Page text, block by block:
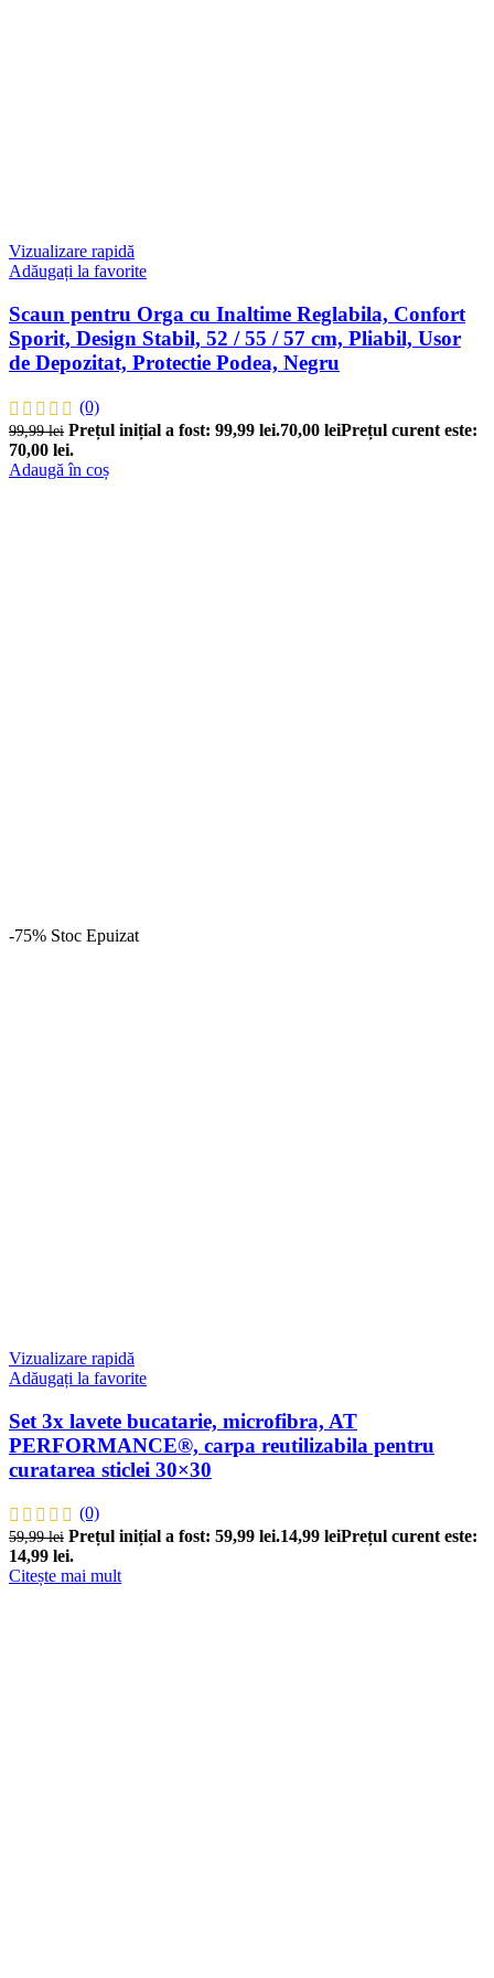
Vizualizare rapidă
Adăugați la favorite
Scaun pentru Orga cu Inaltime Reglabila, Confort
Sporit, Design Stabil, 52 / 55 / 57 cm, Pliabil, Usor
de Depozitat, Protectie Podea, Negru
(0)
99,99lei Prețul inițial a fost: 99,99 lei.70,00 leiPrețul curent este:
70,00 lei.
Adaugă în coș
-75% Stoc Epuizat
Vizualizare rapidă
Adăugați la favorite
Set 3x lavete bucatarie, microfibra, AT
PERFORMANCE®, carpa reutilizabila pentru
curatarea sticlei 30×30
(0)
59,99lei Prețul inițial a fost: 59,99 lei.14,99 leiPrețul curent este:
14,99 lei.
Citește mai mult